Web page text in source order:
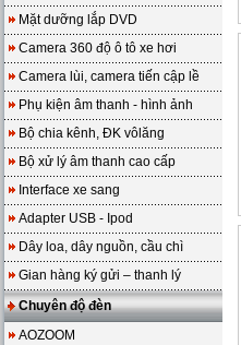
Mặt dưỡng lắp DVD
Camera 360 độ ô tô xe hơi
Camera lùi, camera tiến cập lề
Phụ kiện âm thanh - hình ảnh
Bộ chia kênh, ĐK vôlăng
Bộ xử lý âm thanh cao cấp
Interface xe sang
Adapter USB - Ipod
Dây loa, dây nguồn, cầu chì
Gian hàng ký gửi – thanh lý
Chuyên độ đèn
AOZOOM